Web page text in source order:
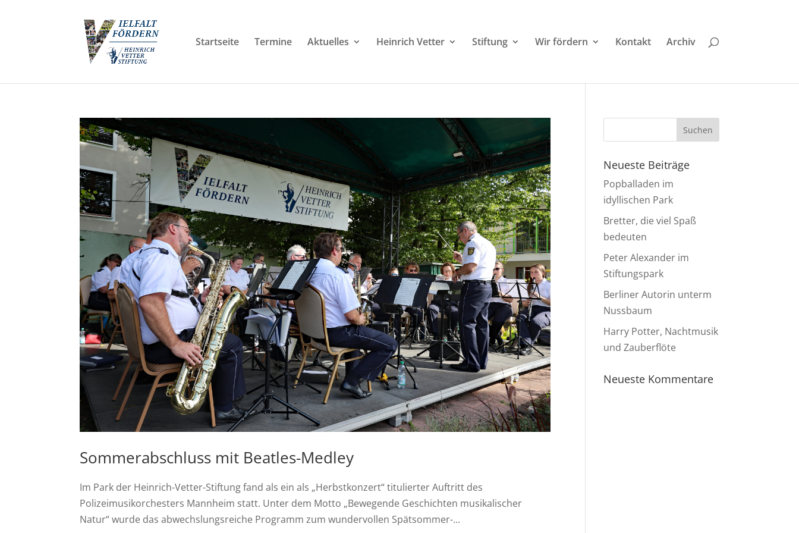
Startseite Termine Aktuelles Heinrich Vetter Stiftung Wir fördern Kontakt Archiv
Sommerabschluss mit Beatles-Medley
Im Park der Heinrich-Vetter-Stiftung fand als ein als „Herbstkonzert“ titulierter Auftritt des
Polizeimusikorchesters Mannheim statt. Unter dem Motto „Bewegende Geschichten musikalischer
Natur“ wurde das abwechslungsreiche Programm zum wundervollen Spätsommer-...
Neueste Beiträge
Popballaden im
idyllischen Park
Bretter, die viel Spaß
bedeuten
Peter Alexander im
Stiftungspark
Berliner Autorin unterm
Nussbaum
Harry Potter, Nachtmusik
und Zauberflöte
Neueste Kommentare